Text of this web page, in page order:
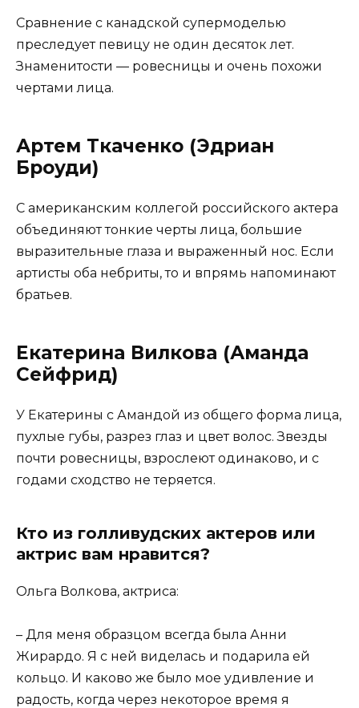
Сравнение с канадской супермоделью
преследует певицу не один десяток лет.
Знаменитости — ровесницы и очень похожи
чертами лица.
Артем Ткаченко (Эдриан
Броуди)
С американским коллегой российского актера
объединяют тонкие черты лица, большие
выразительные глаза и выраженный нос. Если
артисты оба небриты, то и впрямь напоминают
братьев.
Екатерина Вилкова (Аманда
Сейфрид)
У Екатерины с Амандой из общего форма лица,
пухлые губы, разрез глаз и цвет волос. Звезды
почти ровесницы, взрослеют одинаково, и с
годами сходство не теряется.
Кто из голливудских актеров или
актрис вам нравится?
Ольга Волкова, актриса:
– Для меня образцом всегда была Анни
Жирардо. Я с ней виделась и подарила ей
кольцо. И каково же было мое удивление и
радость, когда через некоторое время я